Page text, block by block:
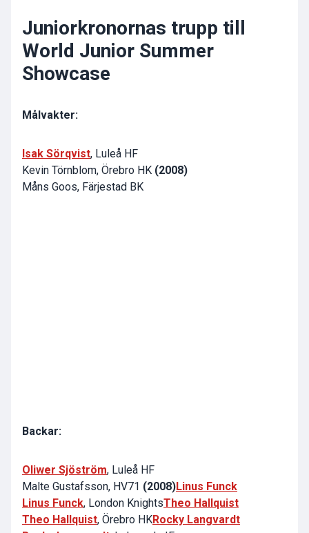
Juniorkronornas trupp till
World Junior Summer
Showcase
Målvakter:
Isak Sörqvist, Luleå HF
Kevin Törnblom, Örebro HK (2008)
Måns Goos, Färjestad BK
Backar:
Oliwer Sjöström, Luleå HF
Malte Gustafsson, HV71 (2008)Linus Funck
Linus Funck, London KnightsTheo Hallquist
Theo Hallquist, Örebro HKRocky Langvardt